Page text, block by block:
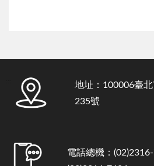
地址：100006臺
235號
電話總機：